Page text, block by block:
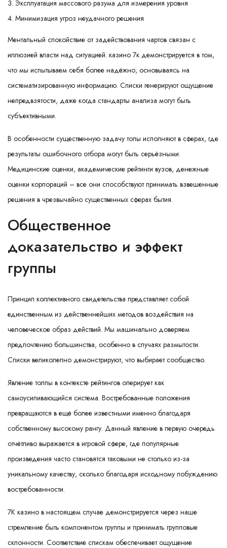
Эксплуатация массового разума для измерения уровня
Минимизация угроз неудачного решения
Ментальный спокойствие от задействования чартов связан с
иллюзией власти над ситуацией. казино 7к демонстрируется в том,
что мы испытываем себя более надёжно, основываясь на
систематизированную информацию. Списки генерируют ощущение
непредвзятости, даже когда стандарты анализа могут быть
субъективными.
В особенности существенную задачу топы исполняют в сферах, где
результаты ошибочного отбора могут быть серьёзными.
Медицинские оценки, академические рейтинги вузов, денежные
оценки корпораций – все они способствуют принимать взвешенные
решения в чрезвычайно существенных сферах бытия.
Общественное
доказательство и эффект
группы
Принцип коллективного свидетельства представляет собой
единственным из действеннейших методов воздействия на
человеческое образ действий. Мы машинально доверяем
предпочтению большинства, особенно в случаях размытости.
Списки великолепно демонстрируют, что выбирает сообщество.
Явление толпы в контексте рейтингов оперирует как
самоусиливающийся система. Востребованные положения
превращаются в ещё более известными именно благодаря
собственному высокому рангу. Данный явление в первую очередь
отчётливо выражается в игровой сфере, где популярные
произведения часто становятся таковыми не столько из-за
уникальному качеству, сколько благодаря исходному побуждению
востребованности.
7К казино в настоящем случае демонстрируется через наше
стремление быть компонентом группы и принимать групповые
склонности. Соответствие спискам обеспечивает ощущение